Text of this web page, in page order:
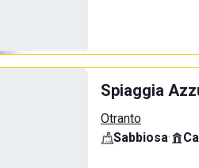
Spiaggia
Otranto
Sabbiosa·